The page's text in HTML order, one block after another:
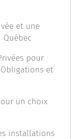
et une
pour
Obligations et
un choix
installations